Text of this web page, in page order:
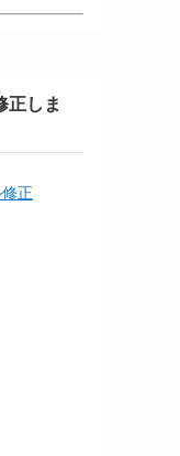
正しま
正